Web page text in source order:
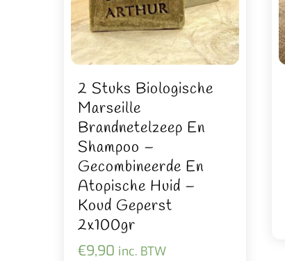
2 Stuks Biologische
Marseille
Brandnetelzeep En
Shampoo –
Gecombineerde En
Atopische Huid –
Koud Geperst
2x100gr
€9,90 inc. BTW